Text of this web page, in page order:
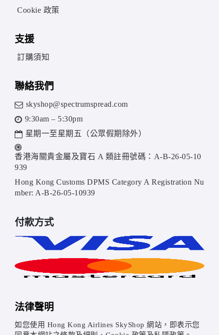
Cookie 政策
支援
訂購須知
聯絡我們
skyshop@spectrumspread.com
9:30am – 5:30pm
星期一至星期五（公眾假期除外）
香港海關貴金屬及寶石 A 類註冊號碼：A-B-26-05-10
939
Hong Kong Customs DPMS Category A Registration Nu
mber: A-B-26-05-10939
付款方式
法律聲明
如您使用 Hong Kong Airlines SkyShop 網站，即表示您